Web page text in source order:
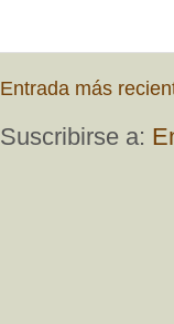
Entrada más
Suscribirse a: